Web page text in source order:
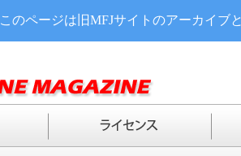
このページは旧MFJサイトのアーカイブ